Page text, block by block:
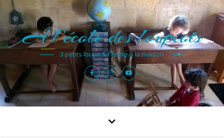
A l'école des loupiots
3 petits loups & l'école à la maison